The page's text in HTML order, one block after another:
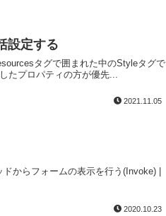
設定する
タグで囲まれた中のStyleタグで
たプロパティの方が優先...
2021.11.05
からフォームの表示を行う(Invoke) |
2020.10.23